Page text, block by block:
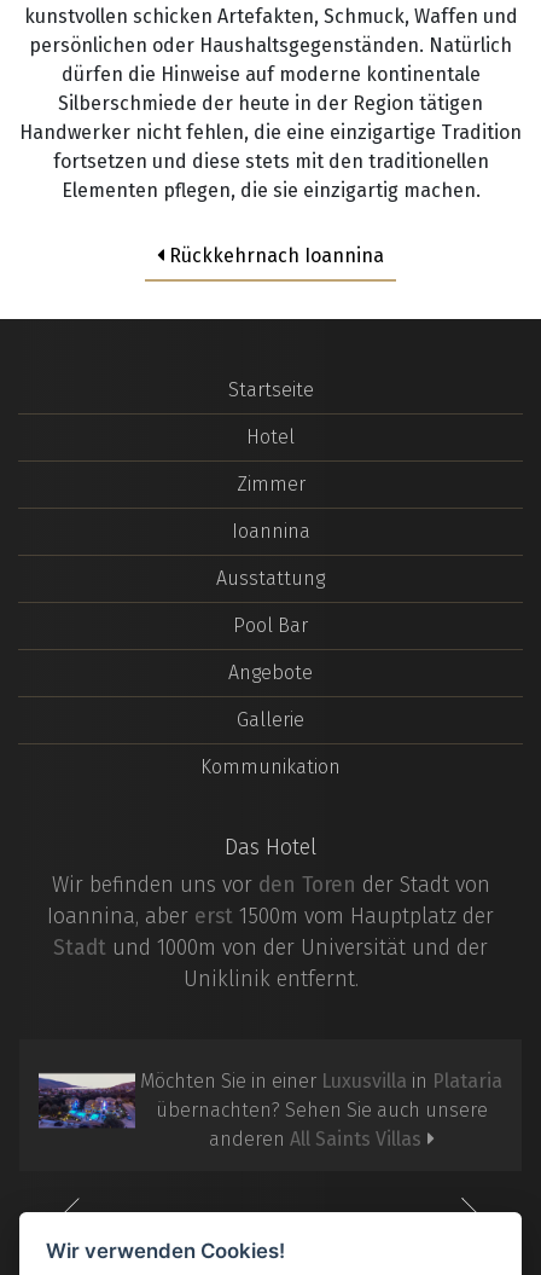
TripAdvisor
kunstvollen schicken Artefakten, Schmuck, Waffen und
persönlichen oder Haushaltsgegenständen. Natürlich
dürfen die Hinweise auf moderne kontinentale
Silberschmiede der heute in der Region tätigen
Handwerker nicht fehlen, die eine einzigartige Tradition
fortsetzen und diese stets mit den traditionellen
Elementen pflegen, die sie einzigartig machen.
Rückkehrnach Ioannina
Startseite
Hotel
Zimmer
Ioannina
Ausstattung
Pool Bar
Angebote
Gallerie
Kommunikation
Das Hotel
Wir befinden uns vor den Toren der Stadt von
Ioannina, aber erst 1500m vom Hauptplatz der
Stadt und 1000m von der Universität und der
Uniklinik entfernt.
Möchten Sie in einer Luxusvilla in Plataria
übernachten? Sehen Sie auch unsere
anderen All Saints Villas
Wir verwenden Cookies!